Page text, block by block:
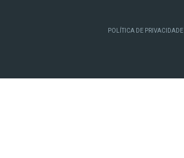
POLÍTICA DE PRIVACIDADE